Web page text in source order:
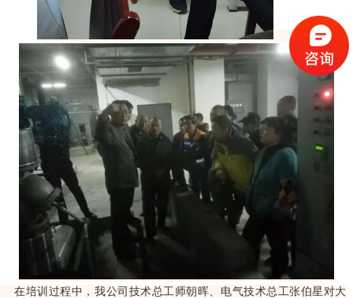
在培训过程中，我公司技术总工师朝晖、电气技术总工张伯星对大